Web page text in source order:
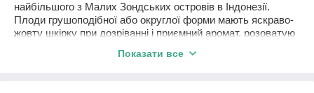
найбільшого з Малих Зондських островів в Індонезії.
Плоди грушоподібної або округлої форми мають яскраво-
жовту шкірку при дозріванні і приємний аромат, розоватую
порівняно невеликих розмірах рослини, овально-еліптичні
Показати все